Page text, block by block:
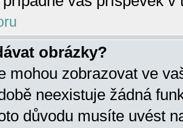
obrázky?
mohou zobrazovat ve
neexistuje žádná
důvodu musíte uvést